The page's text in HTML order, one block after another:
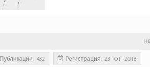
Публикации: 432 Регистрация: 23-01-2016